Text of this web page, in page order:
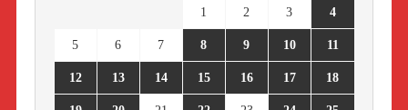
1 2 3 4
5 6 7 8 9 10 11
12 13 14 15 16 17 18